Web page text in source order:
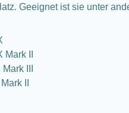
Geeignet ist sie unter
II
III
II